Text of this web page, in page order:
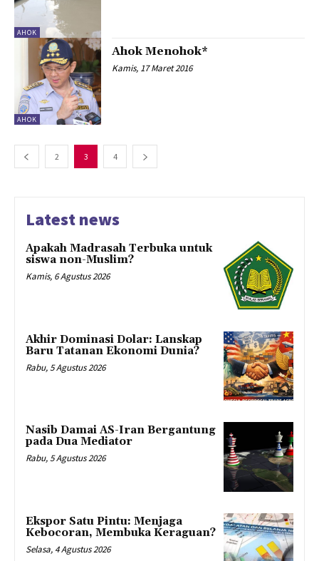
AHOK
AHOK
Ahok Menohok*
Kamis, 17 Maret 2016
2 3 4
Latest news
Apakah Madrasah Terbuka untuk
siswa non-Muslim?
Kamis, 6 Agustus 2026
Akhir Dominasi Dolar: Lanskap
Baru Tatanan Ekonomi Dunia?
Rabu, 5 Agustus 2026
Nasib Damai AS-Iran Bergantung
pada Dua Mediator
Rabu, 5 Agustus 2026
Ekspor Satu Pintu: Menjaga
Kebocoran, Membuka Keraguan?
Selasa, 4 Agustus 2026